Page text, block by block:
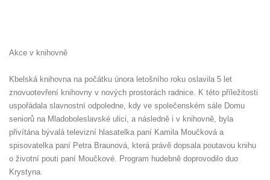
Akce v knihovně
Kbelská knihovna na počátku února letošního roku oslavila 5 let
znovuotevření knihovny v nových prostorách radnice. K této příležitosti
uspořádala slavnostní odpoledne, kdy ve společenském sále Domu
seniorů na Mladoboleslavské ulici, a následně i v knihovně, byla
přivítána bývalá televizní hlasatelka paní Kamila Moučková a
spisovatelka paní Petra Braunová, která právě dopsala poutavou knihu
o životní pouti paní Moučkové. Program hudebně doprovodilo duo
Krystyna.